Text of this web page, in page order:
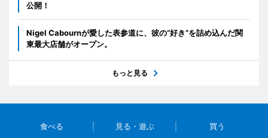
公開！
Nigel Cabournが愛した表参道に、彼の“好き”を詰め込んだ関
東最大店舗がオープン。
もっと見る
食べる 見る・遊ぶ 買う